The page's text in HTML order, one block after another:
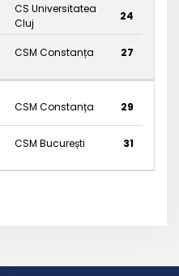
CS Universitatea
Cluj
24
CSM Constanța 27
CSM Constanța 29
CSM București 31